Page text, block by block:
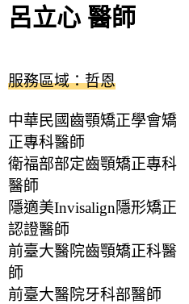
呂立心 醫師
服務區域：哲恩
中華民國齒顎矯正學會矯
正專科醫師
衛福部部定齒顎矯正專科
醫師
隱適美Invisalign隱形矯正
認證醫師
前臺大醫院齒顎矯正科醫
師
前臺大醫院牙科部醫師